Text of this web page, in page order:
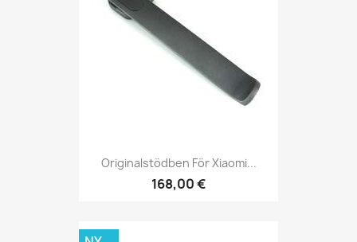
Originalstödben För Xiaomi...
168,00 €